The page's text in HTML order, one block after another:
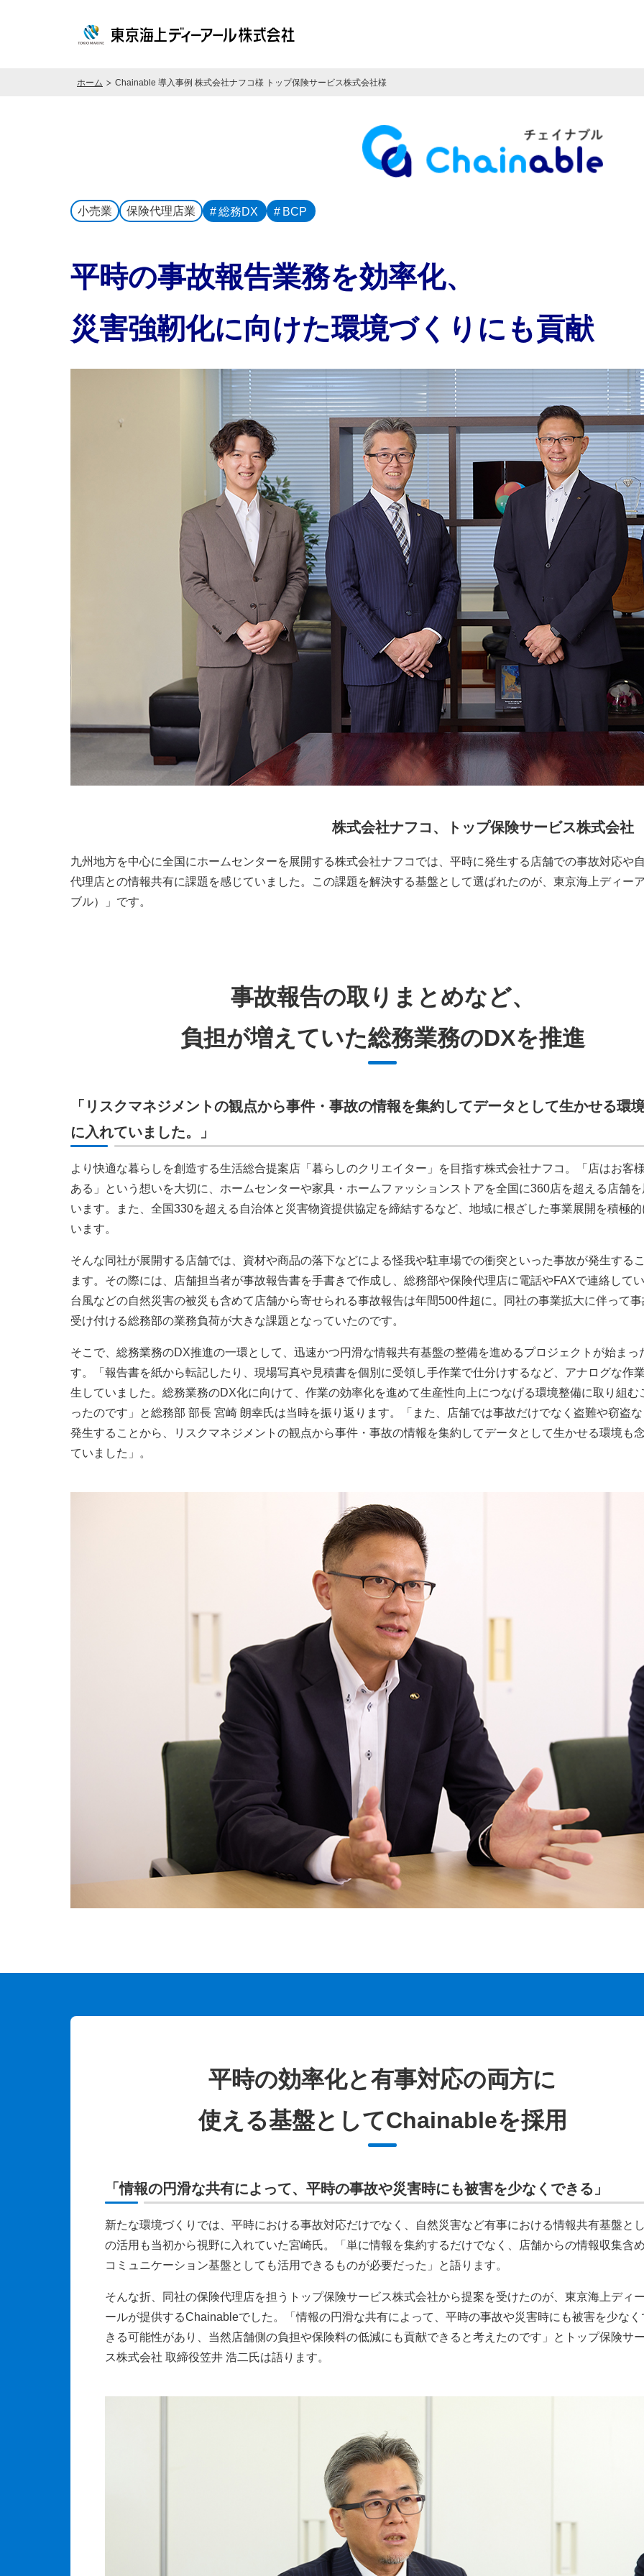
ホーム Chainable 導入事例 株式会社ナフコ様 トップ保険サービス株式会社様
小売業 保険代理店業 総務DX BCP
平時の事故報告業務を効率化、
災害強靭化に向けた環境づくりにも貢献
株式会社ナフコ、トップ保険サービス株式会社
九州地方を中心に全国にホームセンターを展開する株式会社ナフコでは、平時に発生する店舗での事故対応や
代理店との情報共有に課題を感じていました。この課題を解決する基盤として選ばれたのが、東京海上ディー
ブル）」です。
事故報告の取りまとめなど、
負担が増えていた総務業務のDXを推進
「リスクマネジメントの観点から事件・事故の情報を集約してデータとして生かせる環
に入れていました。」
より快適な暮らしを創造する生活総合提案店「暮らしのクリエイター」を目指す株式会社ナフコ。「店はお客
ある」という想いを大切に、ホームセンターや家具・ホームファッションストアを全国に360店を超える店舗を
います。また、全国330を超える自治体と災害物資提供協定を締結するなど、地域に根ざした事業展開を積極的
います。
そんな同社が展開する店舗では、資材や商品の落下などによる怪我や駐車場での衝突といった事故が発生する
ます。その際には、店舗担当者が事故報告書を手書きで作成し、総務部や保険代理店に電話やFAXで連絡してい
台風などの自然災害の被災も含めて店舗から寄せられる事故報告は年間500件超に。同社の事業拡大に伴って
受け付ける総務部の業務負荷が大きな課題となっていたのです。
そこで、総務業務のDX推進の一環として、迅速かつ円滑な情報共有基盤の整備を進めるプロジェクトが始まっ
す。「報告書を紙から転記したり、現場写真や見積書を個別に受領し手作業で仕分けするなど、アナログな作
生していました。総務業務のDX化に向けて、作業の効率化を進めて生産性向上につなげる環境整備に取り組む
ったのです」と総務部 部長 宮崎 朗幸氏は当時を振り返ります。「また、店舗では事故だけでなく盗難や窃盗
発生することから、リスクマネジメントの観点から事件・事故の情報を集約してデータとして生かせる環境も
ていました」。
平時の効率化と有事対応の両方に
使える基盤としてChainableを採用
「情報の円滑な共有によって、平時の事故や災害時にも被害を少なくできる」
新たな環境づくりでは、平時における事故対応だけでなく、自然災害など有事における情報共有基盤と
の活用も当初から視野に入れていた宮崎氏。「単に情報を集約するだけでなく、店舗からの情報収集含
コミュニケーション基盤としても活用できるものが必要だった」と語ります。
そんな折、同社の保険代理店を担うトップ保険サービス株式会社から提案を受けたのが、東京海上ディ
ールが提供するChainableでした。「情報の円滑な共有によって、平時の事故や災害時にも被害を少なく
きる可能性があり、当然店舗側の負担や保険料の低減にも貢献できると考えたのです」とトップ保険サ
ス株式会社 取締役笠井 浩二氏は語ります。